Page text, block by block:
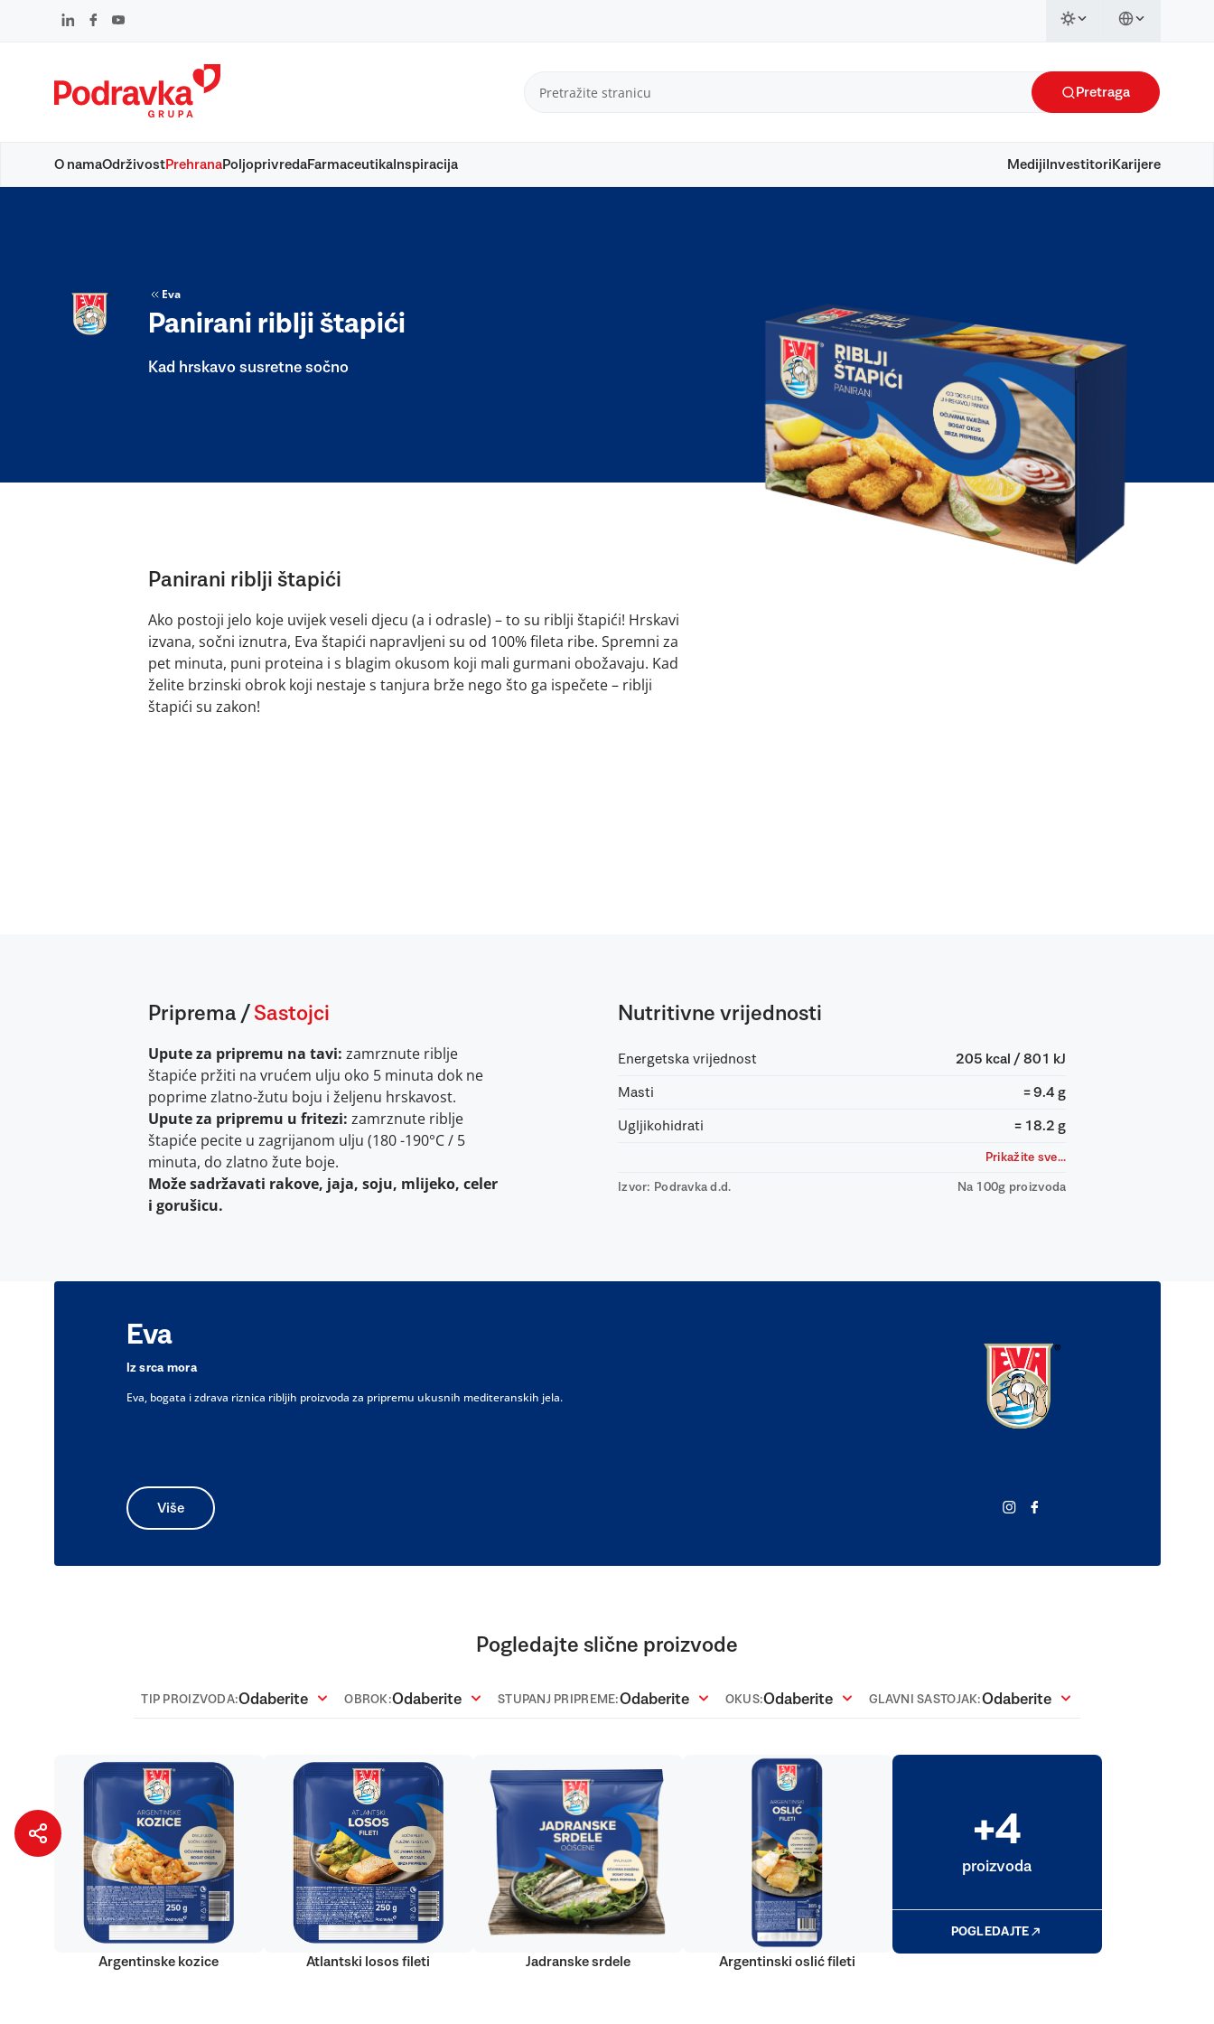
Pretraga
O namaOdrživostPrehranaPoljoprivredaFarmaceutikaInspiracija Mediji Investitori Karijere
Eva
Panirani riblji štapići
Kad hrskavo susretne sočno
Panirani riblji štapići
Ako postoji jelo koje uvijek veseli djecu (a i odrasle) – to su riblji štapići! Hrskavi
izvana, sočni iznutra, Eva štapići napravljeni su od 100% fileta ribe. Spremni za
pet minuta, puni proteina i s blagim okusom koji mali gurmani obožavaju. Kad
želite brzinski obrok koji nestaje s tanjura brže nego što ga ispečete – riblji
štapići su zakon!
Priprema / Sastojci
Upute za pripremu na tavi: zamrznute riblje
štapiće pržiti na vrućem ulju oko 5 minuta dok ne
poprime zlatno-žutu boju i željenu hrskavost.
Upute za pripremu u fritezi: zamrznute riblje
štapiće pecite u zagrijanom ulju (180 -190°C / 5
minuta, do zlatno žute boje.
Može sadržavati rakove, jaja, soju, mlijeko, celer
i gorušicu.
Nutritivne vrijednosti
Energetska vrijednost 205 kcal / 801 kJ
Masti = 9.4 g
Ugljikohidrati = 18.2 g
Prikažite sve...
Izvor: Podravka d.d. Na 100g proizvoda
Eva
Iz srca mora
Eva, bogata i zdrava riznica ribljih proizvoda za pripremu ukusnih mediteranskih jela.
Više
Pogledajte slične proizvode
TIP PROIZVODA:Odaberite OBROK:Odaberite STUPANJ PRIPREME:Odaberite OKUS:Odaberite GLAVNI SASTOJAK:Odaberite
Argentinske kozice Atlantski losos fileti Jadranske srdele Argentinski oslić fileti
+4
proizvoda
POGLEDAJTE